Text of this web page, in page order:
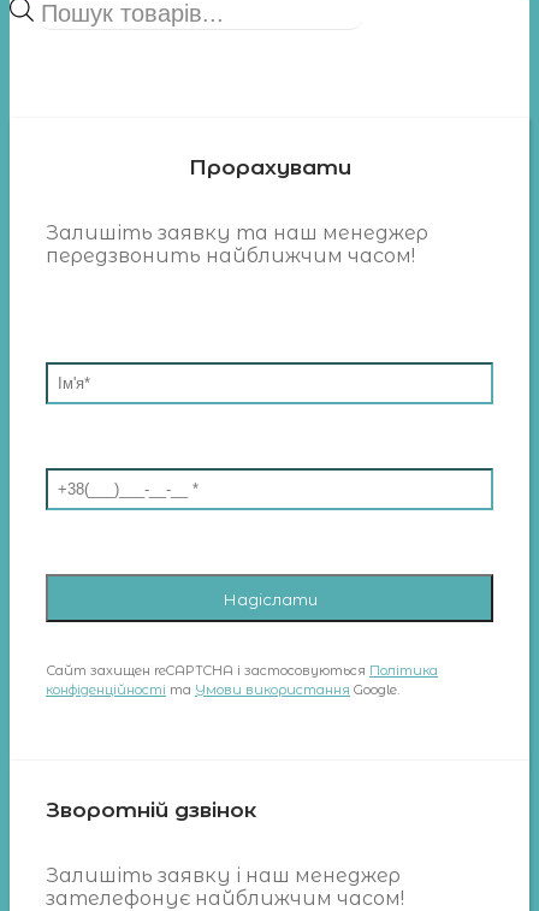
Пошук
товарів
Прорахувати
Залишіть заявку та наш менеджер
передзвонить найближчим часом!
Сайт захищен reCAPTCHA і застосовуються Політика
конфіденційності та Умови використання Google.
Зворотній дзвінок
Залишіть заявку і наш менеджер
зателефонує найближчим часом!